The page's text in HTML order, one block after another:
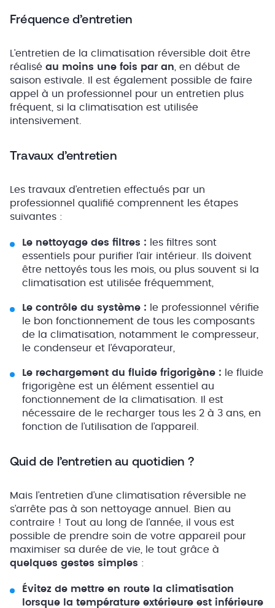
Fréquence d’entretien
L’entretien de la climatisation réversible doit être
réalisé au moins une fois par an , en début de
saison estivale. Il est également possible de faire
appel à un professionnel pour un entretien plus
fréquent, si la climatisation est utilisée
intensivement.
Travaux d’entretien
Les travaux d’entretien effectués par un
professionnel qualifié comprennent les étapes
suivantes :
Le nettoyage des filtres : les filtres sont
essentiels pour purifier l’air intérieur. Ils doivent
être nettoyés tous les mois, ou plus souvent si la
climatisation est utilisée fréquemment,
Le contrôle du système :
le professionnel vérifie
le bon fonctionnement de tous les composants
de la climatisation, notamment le compresseur,
le condenseur et l’évaporateur,
Le rechargement du fluide frigorigène : le fluide
frigorigène est un élément essentiel au
fonctionnement de la climatisation. Il est
nécessaire de le recharger tous les 2 à 3 ans, en
fonction de l’utilisation de l’appareil.
Quid de l’entretien au quotidien ?
Mais l’entretien d’une climatisation réversible ne
s’arrête pas à son nettoyage annuel. Bien au
contraire ! Tout au long de l’année, il vous est
possible de prendre soin de votre appareil pour
maximiser sa durée de vie, le tout grâce à
quelques gestes simples :
Évitez de mettre en route la climatisation
lorsque la température extérieure est inférieure